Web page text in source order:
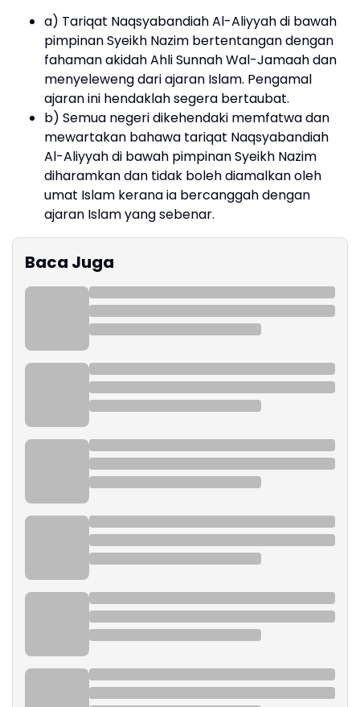
a) Tariqat Naqsyabandiah Al-Aliyyah di bawah
pimpinan Syeikh Nazim bertentangan dengan
fahaman akidah Ahli Sunnah Wal-Jamaah dan
menyeleweng dari ajaran Islam. Pengamal
ajaran ini hendaklah segera bertaubat.
b) Semua negeri dikehendaki memfatwa dan
mewartakan bahawa tariqat Naqsyabandiah
Al-Aliyyah di bawah pimpinan Syeikh Nazim
diharamkan dan tidak boleh diamalkan oleh
umat Islam kerana ia bercanggah dengan
ajaran Islam yang sebenar.
Baca Juga